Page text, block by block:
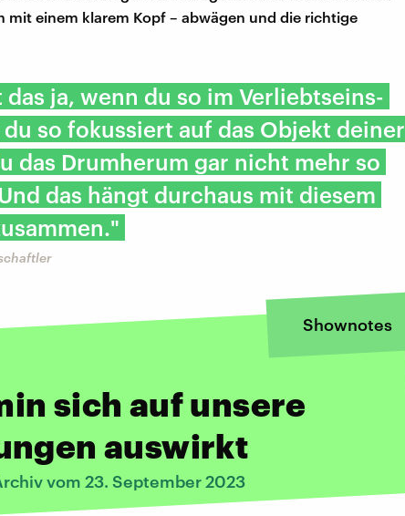
mit einem klarem Kopf – abwägen und die richtige
ja, wenn du so im Verliebtseins-
so fokussiert auf das Objekt deiner
das Drumherum gar nicht mehr so
das hängt durchaus mit diesem
Shownotes
sich auf unsere
auswirkt
vom 23. September 2023